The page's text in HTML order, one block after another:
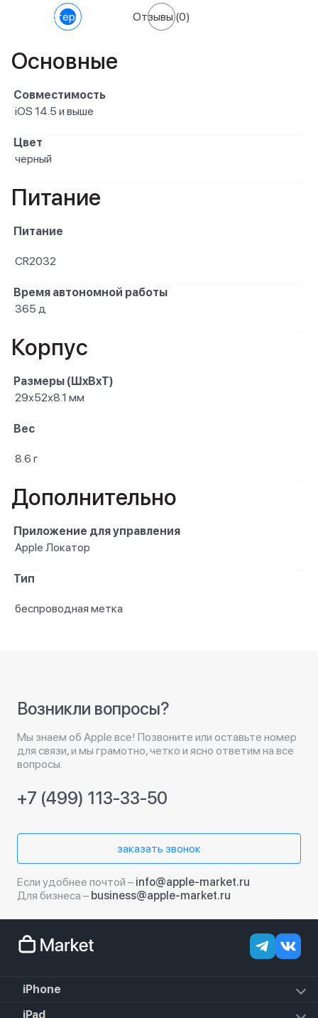
Характеристики Отзывы(0)
Основные
Совместимость
iOS 14.5 и выше
Цвет
черный
Питание
Питание
CR2032
Время автономной работы
365 д
Корпус
Размеры (ШxВxТ)
29х52х8.1 мм
Вес
8.6 г
Дополнительно
Приложение для управления
Apple Локатор
Тип
беспроводная метка
Возникли вопросы?
Мы знаем об Apple все! Позвоните или оставьте номер
для связи, и мы грамотно, четко и ясно ответим на все
вопросы.
+7 (499) 113-33-50
заказать звонок
Если удобнее почтой – info@apple-market.ru
Для бизнеса – business@apple-market.ru
iPhone
iPhone 18 Pro Max
iPad